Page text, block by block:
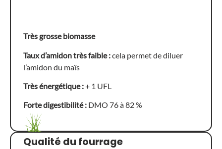
Très grosse biomasse
Taux d’amidon très faible :cela permet de diluer
l’amidon du maïs
Très énergétique :+ 1 UFL
Forte digestibilité : DMO 76 à 82 %
Qualité du fourrage